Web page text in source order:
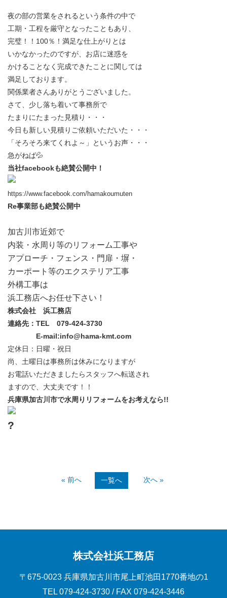
夜の部の営業をされるという条件の中で
工期・工程を厳守となったこともあり、
完璧！！100％！満足な仕上がりとは
いかなかったのですが、お店に迷惑を
かけることなく完成できたことに関しては
満足しております。
関係業者さんありがとうございました。
さて、少し落ち着いて事務所で
たまりにたまった見積り・・・
今日も新しい見積りご依頼いただいた・・・
「そろそろ来てくれよ～」というお声・・・
急がねば💦
当社facebookも絶賛公開中！
https://www.facebook.com/hamakoumuten
Re事業部も絶賛公開中
加古川市近郊で
内装・水周り等のリフォーム工事や
アプローチ・フェンス・門扉・塀・
カーポート 等のエクステリア工事
外構工事は
浜工務店へお任せ下さい！
株式会社 浜工務店
連絡先：TEL 079-424-3730
E-mail:info@hama-kmt.com
定休日：日曜・祝日
尚、土曜日は事務所は休みになりますが
お電話いただきましたらスタッフへ転送され
ますので、大丈夫です！！
兵庫県加古川市で水周りリフォームをお考えなら!!
?
« 前へ 一覧へ 次へ »
株式会社浜工務店
〒675-0023 兵庫県加古川市尾上町池田1770番地の1
TEL 079-424-3730 / FAX 079-424-3446